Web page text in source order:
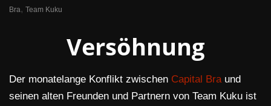
Bra, Team Kuku
Versöhnung
Der monatelange Konflikt zwischen Capital Braund
seinen alten Freunden und Partnern von Team Kuku ist